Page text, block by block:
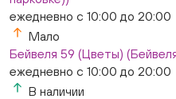
ежедневно с 10:00 до 20:00
Мало
Бейвеля 59 (Цветы)
ежедневно с 10:00 до 20:00
В наличии